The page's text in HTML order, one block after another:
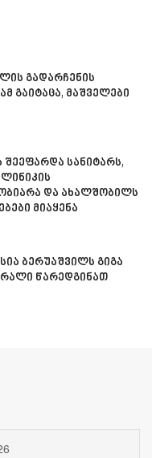
გადარჩენის
გაიტაცა, მაშველები
სანიტარს,
და ახალშობილს
მიაყენა
ბერუაშვილს გიგა
წარედგინათ